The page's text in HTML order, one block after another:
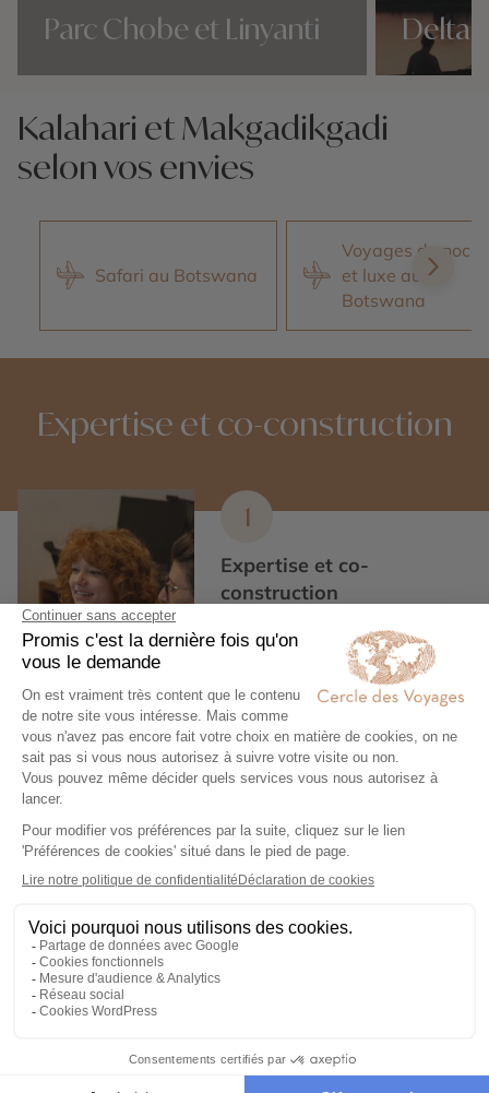
Parc Chobe et Linyanti Delta
Kalahari et Makgadikgadi
selon vos envies
Safari au Botswana
Voyages de noces
et luxe au
Botswana
Expertise et co-construction
1
Expertise et co-
construction
Chez Cercle des Voyages,
nous concevons des voyages
100% personnalisables, en
collaboration étroite avec nos
voyageurs.
2
Engagement local et
responsabilité sociale
exclusivement avec des
partenaires locaux de
3